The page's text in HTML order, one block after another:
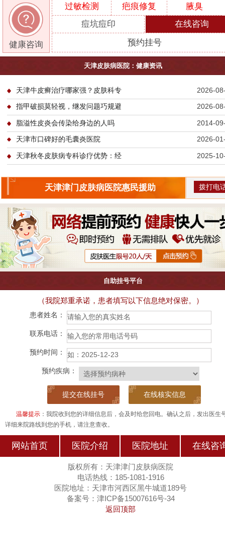
健康咨询
过敏检测 疤痕修复
腋臭
痘坑痘印
在线咨询
预约挂号
天津皮肤病医院：健康资讯
天津牛皮癣治疗哪家强？皮肤科专 2026-
指甲破损莫轻视，继发问题巧规避 2026-
脂溢性皮炎会传染给身边的人吗 2014-
天津市口碑好的毛囊炎医院 2026-
天津秋冬皮肤病专科诊疗优势：经 2025-
天津津门皮肤病医院惠民援助 拨打电
自助挂号平台
（我院郑重承诺，患者填写以下信息绝对保密。）
患者姓名：
联系电话：
预约时间：
预约疾病：
在线核实信息
温馨提示：我院收到您的详细信息后，会及时给您回电。确认之后，发出医生
详细来院路线到您的手机，请注意查收。
网站首页 医院介绍 医院地址 在线咨
版权所有：天津津门皮肤病医院
电话热线：185-1081-1916
医院地址：天津市河西区黑牛城道189号
备案号：津ICP备15007616号-34
返回顶部